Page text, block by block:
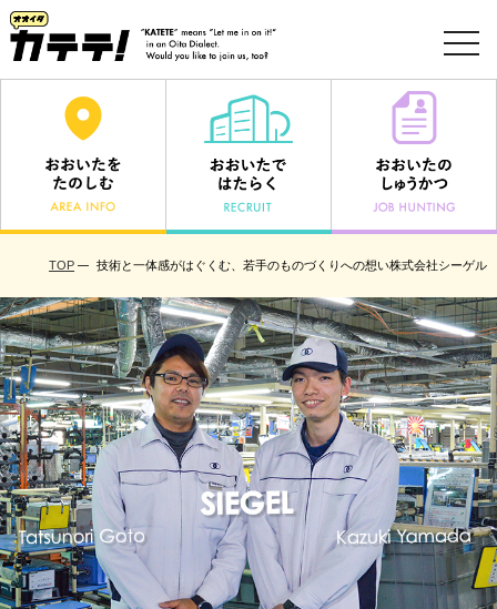
TOP 技術と一体感がはぐくむ、若手のものづくりへの想い株式会社シーゲル